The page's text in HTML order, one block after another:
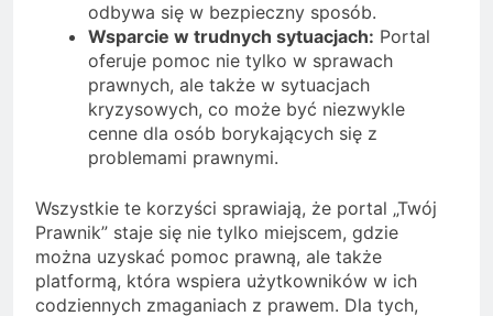
odbywa się w bezpieczny sposób.
Wsparcie w trudnych sytuacjach: Portal
oferuje pomoc nie tylko w sprawach
prawnych, ale także w sytuacjach
kryzysowych, co może być niezwykle
cenne dla osób borykających się z
problemami prawnymi.
Wszystkie te korzyści sprawiają, że portal „Twój
Prawnik” staje się nie tylko miejscem, gdzie
można uzyskać pomoc prawną, ale także
platformą, która wspiera użytkowników w ich
codziennych zmaganiach z prawem. Dla tych,